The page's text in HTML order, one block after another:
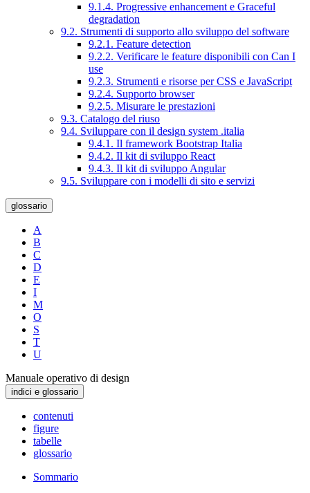
9.1.4. Progressive enhancement e Graceful
degradation
9.2. Strumenti di supporto allo sviluppo del software
9.2.1. Feature detection
9.2.2. Verificare le feature disponibili con Can I
use
9.2.3. Strumenti e risorse per CSS e JavaScript
9.2.4. Supporto browser
9.2.5. Misurare le prestazioni
9.3. Catalogo del riuso
9.4. Sviluppare con il design system .italia
9.4.1. Il framework Bootstrap Italia
9.4.2. Il kit di sviluppo React
9.4.3. Il kit di sviluppo Angular
9.5. Sviluppare con i modelli di sito e servizi
glossario
A
B
C
D
E
I
M
O
S
T
U
Manuale operativo di design
indici e glossario
contenuti
figure
tabelle
glossario
Sommario